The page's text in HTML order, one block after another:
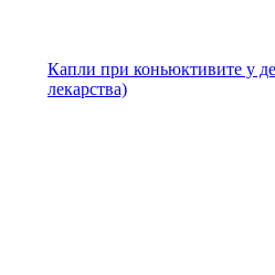
Капли при коньюктивите у
лекарства)